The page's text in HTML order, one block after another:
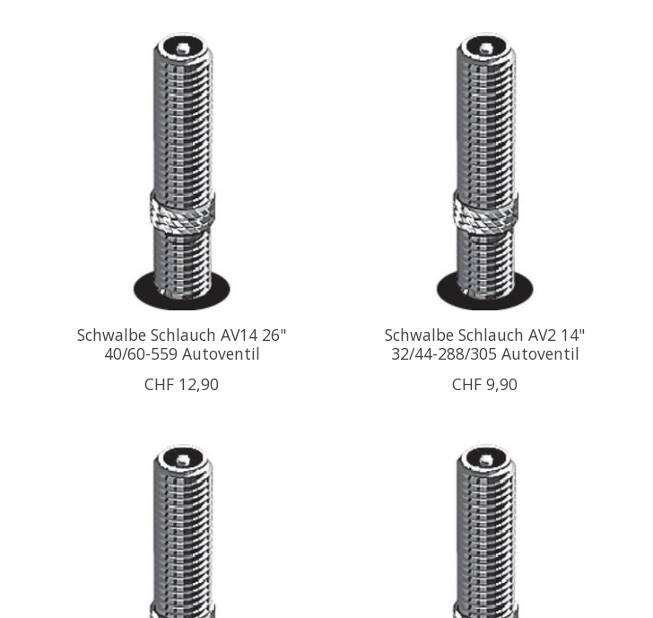
Schwalbe Schlauch AV14 26"
40/60-559 Autoventil
CHF 12,90
Schwalbe Schlauch AV2 14"
32/44-288/305 Autoventil
CHF 9,90